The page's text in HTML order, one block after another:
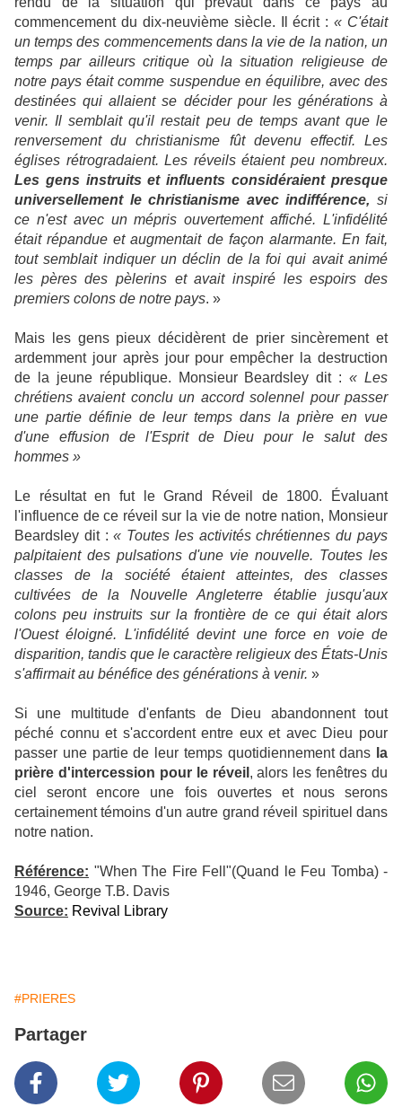
commencement du dix-neuvième siècle. Il écrit :« C'était
un temps des commencements dans la vie de la nation, un
temps par ailleurs critique où la situation religieuse de
notre pays était comme suspendue en équilibre, avec des
destinées qui allaient se décider pour les générations à
venir. Il semblait qu'il restait peu de temps avant que le
renversement du christianisme fût devenu effectif. Les
églises rétrogradaient. Les réveils étaient peu nombreux.
Les gens instruits et influents considéraient presque
universellement le christianisme avec indifférence, si
ce n'est avec un mépris ouvertement affiché. L'infidélité
était répandue et augmentait de façon alarmante. En fait,
tout semblait indiquer un déclin de la foi qui avait animé
les pères des pèlerins et avait inspiré les espoirs des
premiers colons de notre pays. »
Mais les gens pieux décidèrent de prier sincèrement et
ardemment jour après jour pour empêcher la destruction
de la jeune république. Monsieur Beardsley dit :« Les
chrétiens avaient conclu un accord solennel pour passer
une partie définie de leur temps dans la prière en vue
d'une effusion de l'Esprit de Dieu pour le salut des
hommes »
Le résultat en fut le Grand Réveil de 1800. Évaluant
l'influence de ce réveil sur la vie de notre nation, Monsieur
Beardsley dit :« Toutes les activités chrétiennes du pays
palpitaient des pulsations d'une vie nouvelle. Toutes les
classes de la société étaient atteintes, des classes
cultivées de la Nouvelle Angleterre établie jusqu'aux
colons peu instruits sur la frontière de ce qui était alors
l'Ouest éloigné. L'infidélité devint une force en voie de
disparition, tandis que le caractère religieux des États-Unis
s'affirmait au bénéfice des générations à venir. »
Si une multitude d'enfants de Dieu abandonnent tout
péché connu et s'accordent entre eux et avec Dieu pour
passer une partie de leur temps quotidiennement dans la
prière d'intercession pour le réveil , alors les fenêtres du
ciel seront encore une fois ouvertes et nous serons
certainement témoins d'un autre grand réveil spirituel dans
notre nation.
Référence: "When The Fire Fell"(Quand le Feu Tomba) -
1946, George T.B. Davis
Source: Revival Library
#PRIERES
Partager